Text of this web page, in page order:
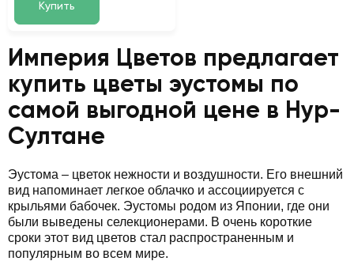
Купить
Империя Цветов предлагает
купить цветы эустомы по
самой выгодной цене в Нур-
Султане
Эустома – цветок нежности и воздушности. Его внешний
вид напоминает легкое облачко и ассоциируется с
крыльями бабочек. Эустомы родом из Японии, где они
были выведены селекционерами. В очень короткие
сроки этот вид цветов стал распространенным и
популярным во всем мире.